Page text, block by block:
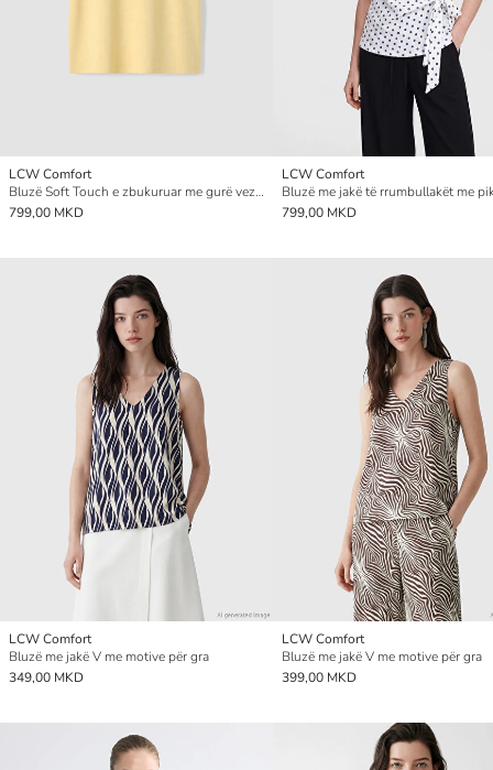
LCW Comfort
Bluzë Soft Touch e zbukuruar me gurë vezullues për gra
799,00 MKD
LCW Comfort
799,00 MKD
LCW Comfort
Bluzë me jakë V me motive për gra
349,00 MKD
LCW Comfort
Bluzë me jakë V me motive për gra
399,00 MKD